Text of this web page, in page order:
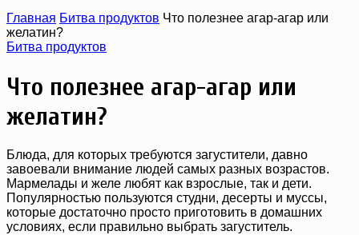
Главная Битва продуктов Что полезнее агар-агар или
желатин?
Битва продуктов
Что полезнее агар-агар или
желатин?
Блюда, для которых требуются загустители, давно
завоевали внимание людей самых разных возрастов.
Мармелады и желе любят как взрослые, так и дети.
Популярностью пользуются студни, десерты и муссы,
которые достаточно просто приготовить в домашних
условиях, если правильно выбрать загуститель.